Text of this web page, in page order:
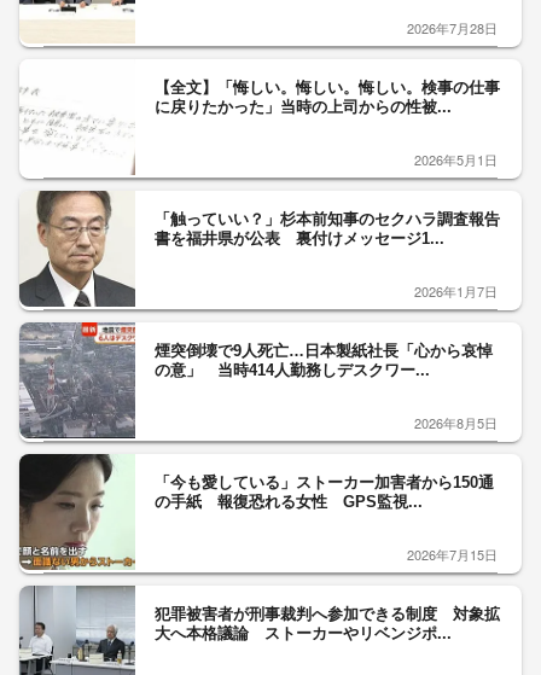
2026年7月28日
【全文】「悔しい。悔しい。悔しい。検事の仕事
に戻りたかった」当時の上司からの性被...
2026年5月1日
「触っていい？」杉本前知事のセクハラ調査報告
書を福井県が公表 裏付けメッセージ1...
2026年1月7日
煙突倒壊で9人死亡…日本製紙社長「心から哀悼
の意」 当時414人勤務しデスクワー...
2026年8月5日
「今も愛している」ストーカー加害者から150通
の手紙 報復恐れる女性 GPS監視...
2026年7月15日
犯罪被害者が刑事裁判へ参加できる制度 対象拡
大へ本格議論 ストーカーやリベンジポ...